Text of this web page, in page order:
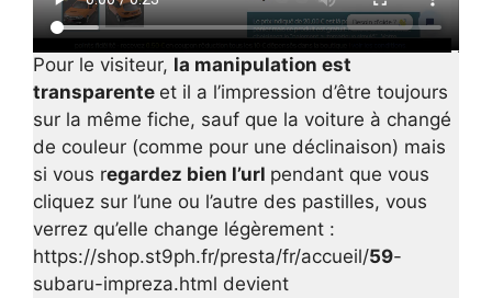
Pour le visiteur, la manipulation est
transparente et il a l’impression d’être toujours
sur la même fiche, sauf que la voiture à changé
de couleur (comme pour une déclinaison) mais
si vous regardez bien l’url pendant que vous
cliquez sur l’une ou l’autre des pastilles, vous
verrez qu’elle change légèrement :
https://shop.st9ph.fr/presta/fr/accueil/59-
subaru-impreza.html devient